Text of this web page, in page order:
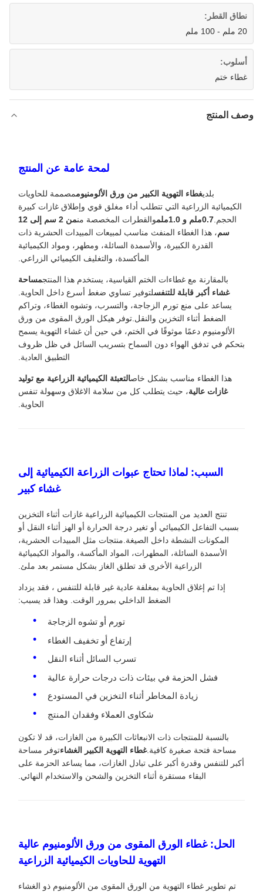
نطاق القطر:
20 ملم - 100 ملم
أسلوب:
غطاء ختم
وصف المنتج
لمحة عامة عن المنتج
بلديغطاء التهوية الكبير من ورق الألومنيوممصممة للحاويات
الكيميائية الزراعية التي تتطلب أداء مغلق قوي وإطلاق غازات كبيرة
الحجم.0.7ملم و 1.0ملم والقطرات المخصصة من
من 2 سم إلى 12
سم، هذا الغطاء المنفث مناسب لمبيعات المبيدات الحشرية ذات
القدرة الكبيرة، والأسمدة السائلة، ومطهر، ومواد الكيميائية
المأكسدة، والتغليف الكيميائي الزراعي.
بالمقارنة مع غطاءات الختم القياسية، يستخدم هذا المنتجمساحة
غشاء أكبر قابلة للتنفسلتوفير تساوي ضغط أسرع داخل الحاوية.
يساعد على منع تورم الزجاجة، والتسرب، وتشوه الغطاء، وتراكم
الضغط أثناء التخزين والنقل.توفر هيكل الورق المقوى من ورق
الألومنيوم دعمًا موثوقًا في الختم، في حين أن غشاء التهوية يسمح
بتحكم في تدفق الهواء دون السماح بتسريب السائل في ظل ظروف
التطبيق العادية.
هذا الغطاء مناسب بشكل خاصالتعبئة الكيميائية الزراعية مع توليد
غازات عالية، حيث يتطلب كل من سلامة الاغلاق وسهولة تنفس
الحاوية.
السبب: لماذا تحتاج عبوات الزراعة الكيميائية إلى
غشاء كبير
تنتج العديد من المنتجات الكيميائية الزراعية غازات أثناء التخزين
بسبب التفاعل الكيميائي أو تغير درجة الحرارة أو الهز أثناء النقل أو
المكونات النشطة داخل الصيغة.منتجات مثل المبيدات الحشرية،
الأسمدة السائلة، المطهرات، المواد المأكسة، والمواد الكيميائية
الزراعية الأخرى قد تطلق الغاز بشكل مستمر بعد ملئ.
إذا تم إغلاق الحاوية بمغلفة عادية غير قابلة للتنفس ، فقد يزداد
الضغط الداخلي بمرور الوقت. وهذا قد يسبب:
تورم أو تشوه الزجاجة
إرتفاع أو تخفيف الغطاء
تسرب السائل أثناء النقل
فشل الحزمة في بيئات ذات درجات حرارة عالية
زيادة المخاطر أثناء التخزين في المستودع
شكاوى العملاء وفقدان المنتج
بالنسبة للمنتجات ذات الانبعاثات الكبيرة من الغازات، قد لا تكون
مساحة فتحة صغيرة كافية.غطاء التهوية الكبير الغشاءتوفر مساحة
أكبر للتنفس وقدرة أكبر على تبادل الغازات، مما يساعد الحزمة على
البقاء مستقرة أثناء التخزين والشحن والاستخدام النهائي.
الحل: غطاء الورق المقوى من ورق الألومنيوم عالية
التهوية للحاويات الكيميائية الزراعية
تم تطوير غطاء التهوية من الورق المقوى من الألومنيوم ذو الغشاء